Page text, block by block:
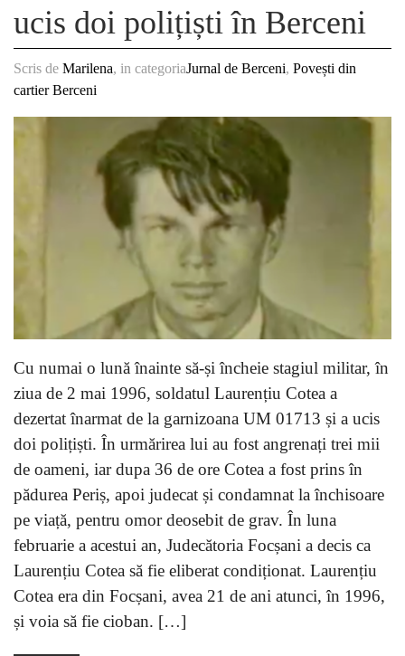
ucis doi polițiști în Berceni
Scris de Marilena, in categoriaJurnal de Berceni, Povești din
cartier Berceni
Cu numai o lună înainte să-și încheie stagiul militar, în
ziua de 2 mai 1996, soldatul Laurențiu Cotea a
dezertat înarmat de la garnizoana UM 01713 și a ucis
doi polițiști. În urmărirea lui au fost angrenați trei mii
de oameni, iar dupa 36 de ore Cotea a fost prins în
pădurea Periș, apoi judecat și condamnat la închisoare
pe viață, pentru omor deosebit de grav. În luna
februarie a acestui an, Judecătoria Focșani a decis ca
Laurențiu Cotea să fie eliberat condiționat. Laurențiu
Cotea era din Focșani, avea 21 de ani atunci, în 1996,
și voia să fie cioban. […]